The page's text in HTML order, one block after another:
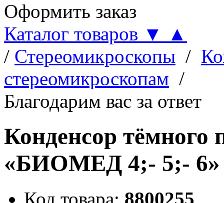
Оформить заказ
Каталог товаров ▼
▲
/ Стереомикроскопы /
стереомикроскопам /
Благодарим вас за ответ
Конденсор тёмного
«БИОМЕД 4;- 5;- 6»
Код товара: 8800255